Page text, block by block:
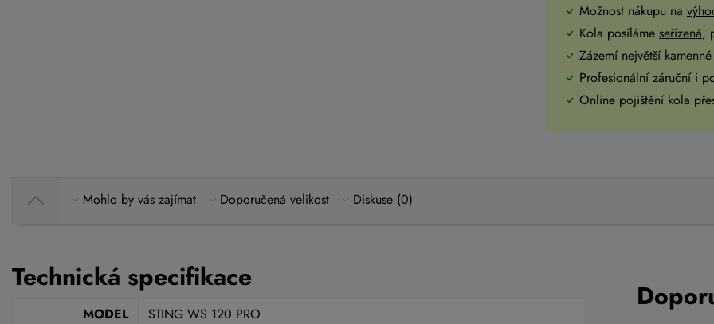
Možnost nákupu na
Kola posíláme seřízená,
Zázemí největší
Profesionální záruční i
Online pojištění kola
Mohlo by vás zajímat Doporučená velikost Diskuse (0)
Technická specifikace
MODEL
STING WS 120 PRO